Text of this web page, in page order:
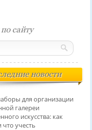
сайту
новости
для организации
галереи
искусства: как
что учесть